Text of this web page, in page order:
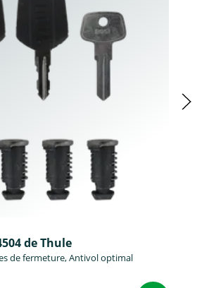
de Thule
de fermeture, Antivol optimal